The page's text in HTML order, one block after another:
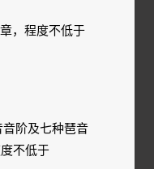
，程度不低于
阶及七种琶音
不低于